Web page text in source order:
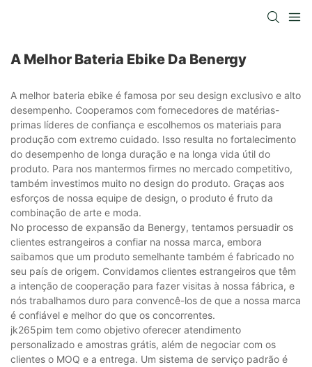
A Melhor Bateria Ebike Da Benergy
A melhor bateria ebike é famosa por seu design exclusivo e alto
desempenho. Cooperamos com fornecedores de matérias-
primas líderes de confiança e escolhemos os materiais para
produção com extremo cuidado. Isso resulta no fortalecimento
do desempenho de longa duração e na longa vida útil do
produto. Para nos mantermos firmes no mercado competitivo,
também investimos muito no design do produto. Graças aos
esforços de nossa equipe de design, o produto é fruto da
combinação de arte e moda.
No processo de expansão da Benergy, tentamos persuadir os
clientes estrangeiros a confiar na nossa marca, embora
saibamos que um produto semelhante também é fabricado no
seu país de origem. Convidamos clientes estrangeiros que têm
a intenção de cooperação para fazer visitas à nossa fábrica, e
nós trabalhamos duro para convencê-los de que a nossa marca
é confiável e melhor do que os concorrentes.
jk265pim tem como objetivo oferecer atendimento
personalizado e amostras grátis, além de negociar com os
clientes o MOQ e a entrega. Um sistema de serviço padrão é